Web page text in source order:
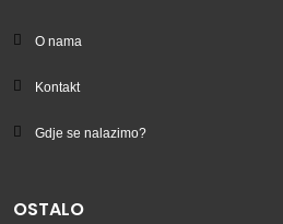
O nama
Kontakt
Gdje se nalazimo?
OSTALO